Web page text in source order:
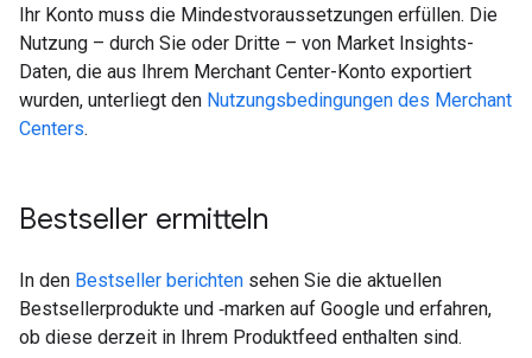
Ihr Konto muss die Mindestvoraussetzungen erfüllen. Die
Nutzung – durch Sie oder Dritte – von Market Insights-
Daten, die aus Ihrem Merchant Center-Konto exportiert
wurden, unterliegt den Nutzungsbedingungen des Merchant
Centers.
Bestseller ermitteln
In den Bestseller berichten sehen Sie die aktuellen
Bestsellerprodukte und ‑marken auf Google und erfahren,
ob diese derzeit in Ihrem Produktfeed enthalten sind.